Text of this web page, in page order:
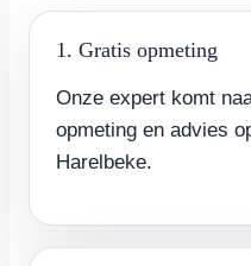
1. Gratis opmeting
Onze expert komt
opmeting en advies
Harelbeke.